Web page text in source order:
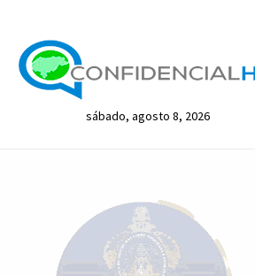
sábado, agosto 8, 2026